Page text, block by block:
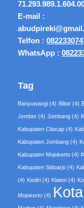
E-mail :
Telfon :
WhatsApp :
Tag
Banyuwangi (4) Blitar (4)
Jember (4) Jombang (4)
Kabupaten Cilacap (4)
Kabupaten Jombang (4)
Kabupaten Mojokerto (4)
Kabupaten Sidoarjo (4)
(4) Kediri (4) Klaten (4)
Mojokerto (4)